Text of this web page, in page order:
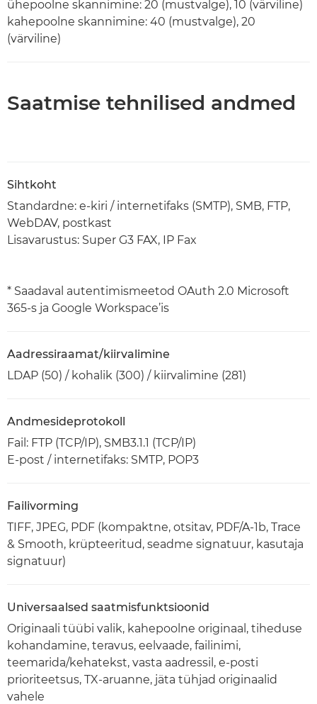
ühepoolne skannimine: 20 (mustvalge), 10 (värviline)
kahepoolne skannimine: 40 (mustvalge), 20
(värviline)
Saatmise tehnilised andmed
Sihtkoht
Standardne: e-kiri / internetifaks (SMTP), SMB, FTP,
WebDAV, postkast
Lisavarustus: Super G3 FAX, IP Fax
* Saadaval autentimismeetod OAuth 2.0 Microsoft
365-s ja Google Workspace’is
Aadressiraamat/kiirvalimine
LDAP (50) / kohalik (300) / kiirvalimine (281)
Andmesideprotokoll
Fail: FTP (TCP/IP), SMB3.1.1 (TCP/IP)
E-post / internetifaks: SMTP, POP3
Failivorming
TIFF, JPEG, PDF (kompaktne, otsitav, PDF/A-1b, Trace
& Smooth, krüpteeritud, seadme signatuur, kasutaja
signatuur)
Universaalsed saatmisfunktsioonid
Originaali tüübi valik, kahepoolne originaal, tiheduse
kohandamine, teravus, eelvaade, failinimi,
teemarida/kehatekst, vasta aadressil, e-posti
prioriteetsus, TX-aruanne, jäta tühjad originaalid
vahele